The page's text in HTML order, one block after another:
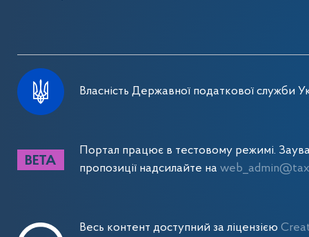
Власність Державної податкової служби
Портал працює в тестовому режимі.
пропозиції надсилайте на
Весь контент доступний за ліцензією